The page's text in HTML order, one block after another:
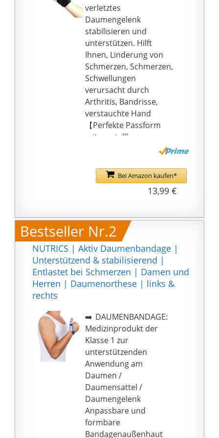
verletztes
Daumengelenk
stabilisieren und
unterstützen. Hilft
Ihnen, Linderung von
Schmerzen, Schmerzen,
Schwellungen
verursacht durch
Arthritis, Bandrisse,
verstauchte Hand
【Perfekte Passform
mit verstellbarem
individuelle
Kompression.
Ausgestattet mit einer
Schnalle ist die
Daumenhalterung
vielseitig, nützlich und
multifunktional. Sie
erhalten eine indivi
【Atmungsaktives
Gewebe】 3D
atmungsaktives
Gewebe,
hautfreundlich, weich,
bequem, leicht, ohne
Schweiß und jede
Einschränkung. Halten
Sie Ihren verletzten
Daumen trocken und
beschleunigen Sie die
Genesung.
【Einfach zu
Bei Amazon kaufen*
13,99 €
Bestseller Nr.2
NUTRICS | Aktiv Daumenbandage |
Unterstützend & stabilisierend |
Entlastet bei Schmerzen | Damen und
Herren | Daumenorthese | links &
rechts
➡️ DAUMENBANDAGE:
Medizinprodukt der
Klasse 1 zur
unterstützenden
Anwendung am
Daumen /
Daumensattel /
Daumengelenk
Anpassbare und
formbare
Bandagenaußenhaut